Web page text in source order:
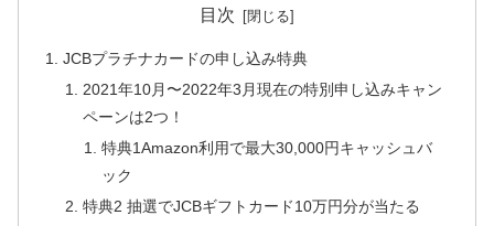
目次
JCBプラチナカードの申し込み特典
2021年10月〜2022年3月現在の特別申し込みキャン
ペーンは2つ！
特典1Amazon利用で最大30,000円キャッシュバ
ック
特典2 抽選でJCBギフトカード10万円分が当たる